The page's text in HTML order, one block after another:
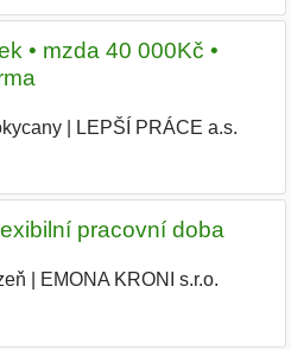
• mzda 40 000Kč •
LEPŠÍ PRÁCE a.s.
pracovní doba
EMONA KRONI s.r.o.